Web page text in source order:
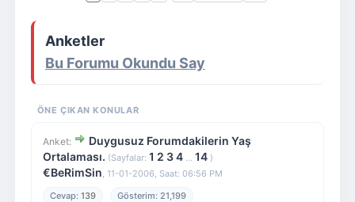
Bu Forumu Okundu Say
Anketler
ÖNE ÇIKAN KONULAR
Anket:
Duygusuz Forumdakilerin Yaş
Ortalaması. (Sayfalar: 1 2 34... 14)
€BeRimSin, 11-01-2006, Saat: 06:56 PM
139
21,199